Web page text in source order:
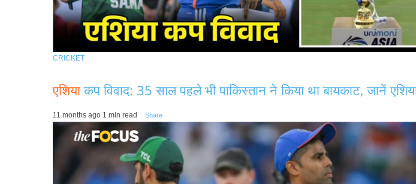
CRICKET
एशियाकप विवाद: 35 साल पहले भी पाकिस्तान ने किया था बायकाट, जानें
11 months ago 1 min read Share